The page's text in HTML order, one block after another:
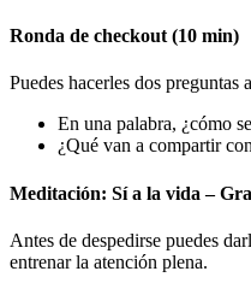
Ronda de checkout (10 min)
Puedes hacerles dos preguntas
En una palabra, ¿cómo
¿Qué van a compartir
Meditación: Sí a la vida –
Antes de despedirse puedes
entrenar la atención plena.